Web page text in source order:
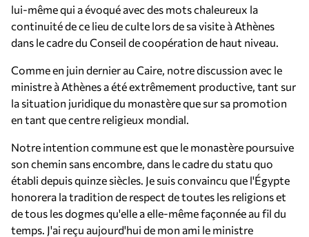
lui-même qui a évoqué avec des mots chaleureux la
continuité de ce lieu de culte lors de sa visite à Athènes
dans le cadre du Conseil de coopération de haut niveau.
Comme en juin dernier au Caire, notre discussion avec le
ministre à Athènes a été extrêmement productive, tant sur
la situation juridique du monastère que sur sa promotion
en tant que centre religieux mondial.
Notre intention commune est que le monastère poursuive
son chemin sans encombre, dans le cadre du statu quo
établi depuis quinze siècles. Je suis convaincu que l'Égypte
honorera la tradition de respect de toutes les religions et
de tous les dogmes qu'elle a elle-même façonnée au fil du
temps. J'ai reçu aujourd'hui de mon ami le ministre